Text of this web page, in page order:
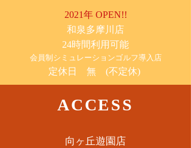
2021年 OPEN!!
​和泉多摩川店
24時間利用可能
​会員制シミュレーションゴルフ導入店
定休日 無 (不定休)
ACCESS
​向ヶ丘遊園店